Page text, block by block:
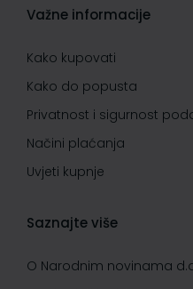
Važne informacije
Kako kupovati
Kako do popusta
Privatnost i sigurnost
Načini plaćanja
Uvjeti kupnje
Saznajte više
O Narodnim novinama